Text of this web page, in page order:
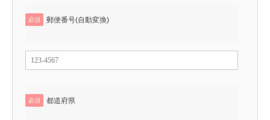
必須 郵便番号(自動変換)
必須 都道府県